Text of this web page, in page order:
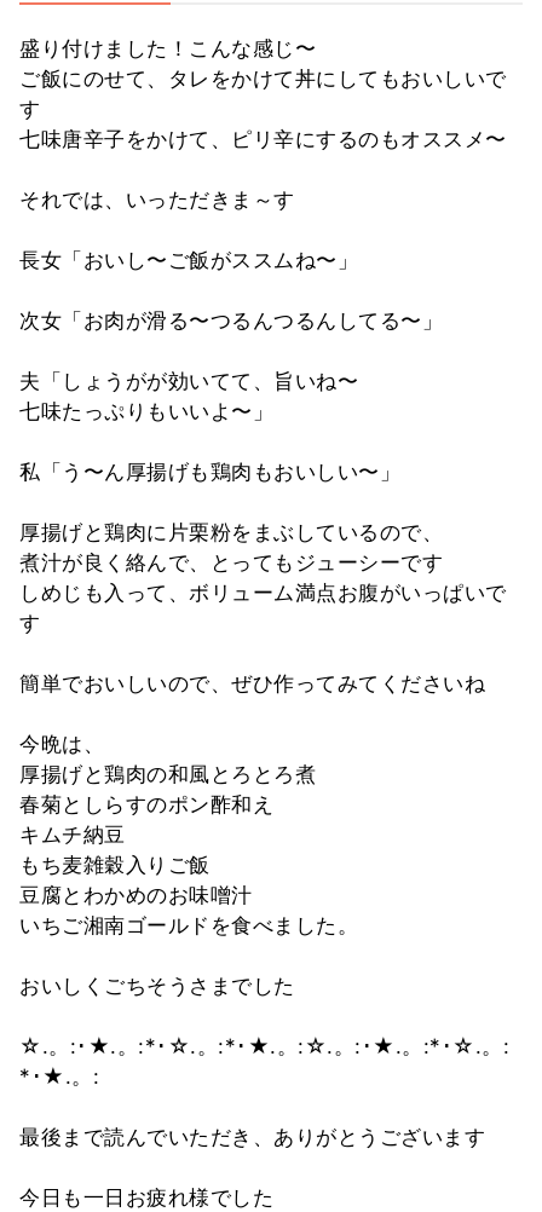
盛り付けました！こんな感じ〜
ご飯にのせて、タレをかけて丼にしてもおいしいで
す
七味唐辛子をかけて、ピリ辛にするのもオススメ〜
それでは、いっただきま～す
長女「おいし〜ご飯がススムね〜」
次女「お肉が滑る〜つるんつるんしてる〜」
夫「しょうがが効いてて、旨いね〜
七味たっぷりもいいよ〜」
私「う〜ん厚揚げも鶏肉もおいしい〜」
厚揚げと鶏肉に片栗粉をまぶしているので、
煮汁が良く絡んで、とってもジューシーです
しめじも入って、ボリューム満点お腹がいっぱいで
す
簡単でおいしいので、ぜひ作ってみてくださいね
今晩は、
厚揚げと鶏肉の和風とろとろ煮
春菊としらすのポン酢和え
キムチ納豆
もち麦雑穀入りご飯
豆腐とわかめのお味噌汁
いちご湘南ゴールドを食べました。
おいしくごちそうさまでした
☆.。:･★.。:*･☆.。:*･★.。:☆.。:･★.。:*･☆.。:
*･★.。:
最後まで読んでいただき、ありがとうございます
今日も一日お疲れ様でした